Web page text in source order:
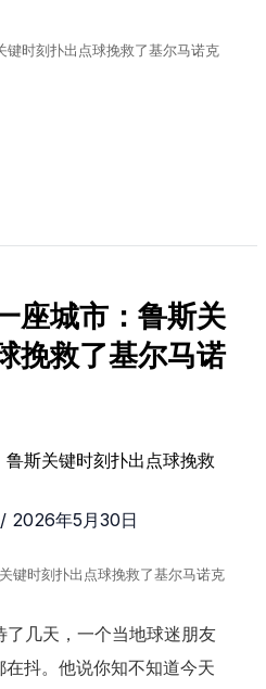
键时刻扑出点球挽救了基尔马诺克
座城市：鲁斯关
挽救了基尔马诺
斯关键时刻扑出点球挽救
/ 2026年5月30日
键时刻扑出点球挽救了基尔马诺克
了几天，一个当地球迷朋友
抖。他说你知不知道今天